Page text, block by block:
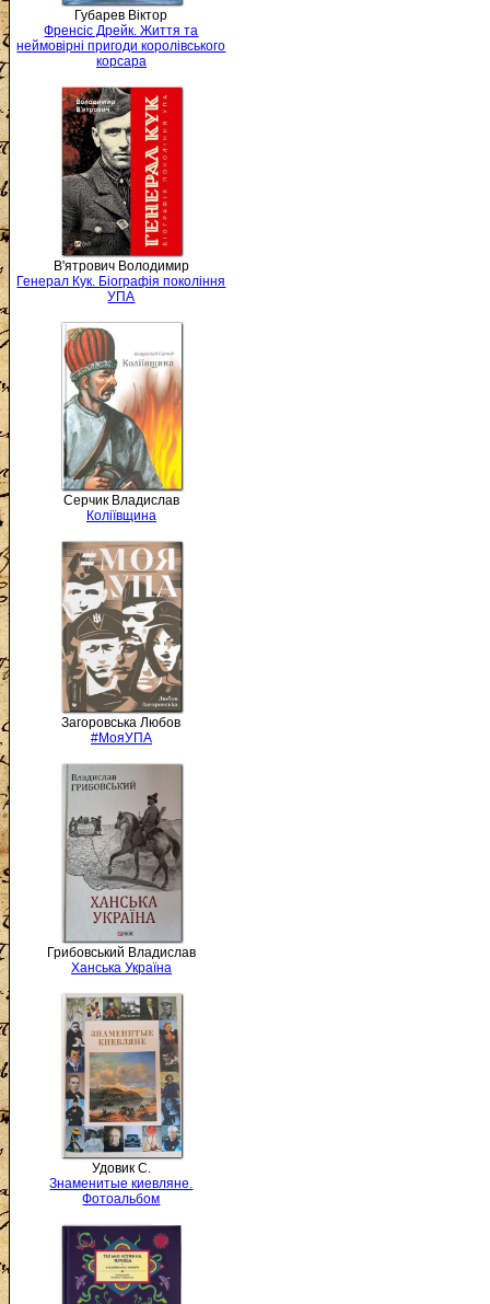
Губарев Віктор
Френсіс Дрейк. Життя та
неймовірні пригоди королівського
корсара
В'ятрович Володимир
Генерал Кук. Біографія покоління
УПА
Серчик Владислав
Коліївщина
Загоровська Любов
#МояУПА
Грибовський Владислав
Ханська Україна
Удовик С.
Знаменитые киевляне.
Фотоальбом